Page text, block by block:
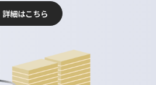
詳細はこちら